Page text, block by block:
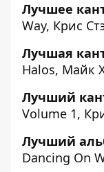
Лучшее
Way, Крис
Лучшая
Halos, Майк
Лучший
Volume 1,
Лучший
Dancing On